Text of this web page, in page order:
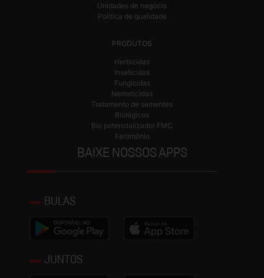
Unidades de negócio
Política de qualidade
PRODUTOS
Herbicidas
Inseticidas
Fungicidas
Nematicidas
Tratamento de sementes
Biológicos
Bio potencializador FMC
Feromônio
BAIXE NOSSOS APPS
BULAS
JUNTOS